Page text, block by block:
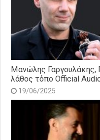
Μανώλης Γαργουλάκης,
λάθος τόπο Official
19/06/2025